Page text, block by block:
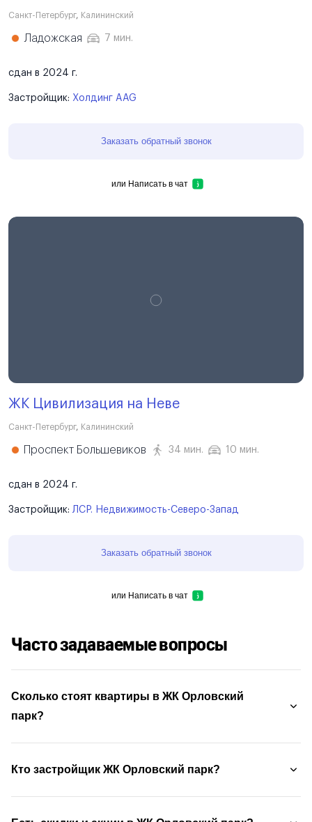
Санкт-Петербург, Калининский
Ладожская 7 мин.
сдан в 2024 г.
Застройщик: Холдинг AAG
Заказать обратный звонок
или Написать в чат
ЖК Цивилизация на Неве
Санкт-Петербург, Калининский
Проспект Большевиков 34 мин. 10 мин.
сдан в 2024 г.
Застройщик: ЛСР. Недвижимость-Северо-Запад
Заказать обратный звонок
или Написать в чат
Часто задаваемые вопросы
Сколько стоят квартиры в ЖК Орловский
парк?
Кто застройщик ЖК Орловский парк?